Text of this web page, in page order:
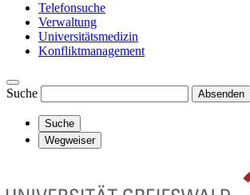
Telefonsuche
Verwaltung
Universitätsmedizin
Konfliktmanagement
Suche Absenden
Suche
Wegweiser